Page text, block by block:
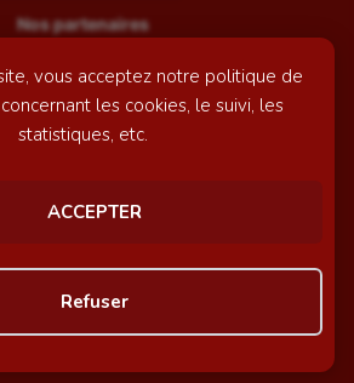
vous acceptez notre politique de
les cookies, le suivi, les
statistiques, etc.
ACCEPTER
Refuser
Nos partenaires
Recrutement
Mentions légales
| Site internet réalisé par
Awelty